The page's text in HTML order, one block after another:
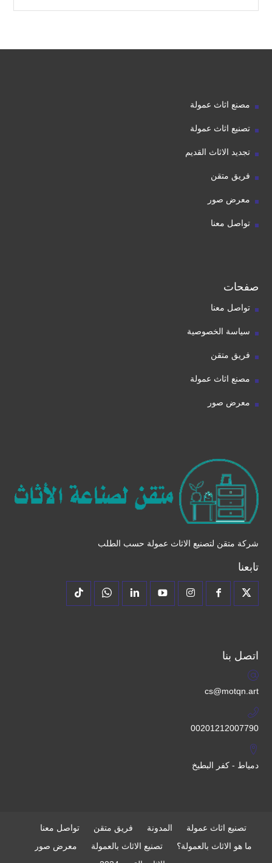
مصنع اثاث عمولة
تصنيع اثاث عمولة
تجديد الاثاث القديم
فريق متقن
معرض صور
تواصل معنا
صفحات
تواصل معنا
سياسة الخصوصية
فريق متقن
مصنع اثاث عمولة
معرض صور
شركة متقن لتصنيع الاثاث عمولة حسب الطلب
تابعنا
اتصل بنا
cs@motqn.art
00201212007790
دمياط - كفر البطيخ
تصنيع اثاث عمولة المدونة فريق متقن
تواصل معنا
ما هو الاثاث بالعمولة؟
تصنيع الاثاث بالعمولة
معرض صور